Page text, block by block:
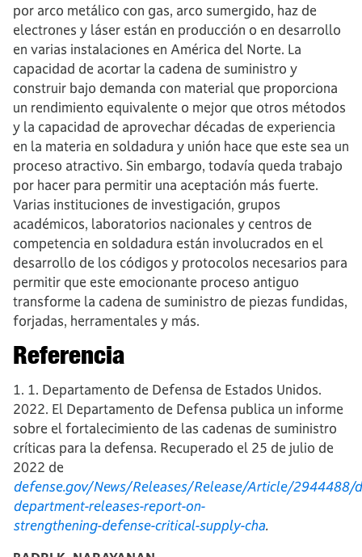
por arco metálico con gas, arco sumergido, haz de
electrones y láser están en producción o en desarrollo
en varias instalaciones en América del Norte. La
capacidad de acortar la cadena de suministro y
construir bajo demanda con material que proporciona
un rendimiento equivalente o mejor que otros métodos
y la capacidad de aprovechar décadas de experiencia
en la materia en soldadura y unión hace que este sea un
proceso atractivo. Sin embargo, todavía queda trabajo
por hacer para permitir una aceptación más fuerte.
Varias instituciones de investigación, grupos
académicos, laboratorios nacionales y centros de
competencia en soldadura están involucrados en el
desarrollo de los códigos y protocolos necesarios para
permitir que este emocionante proceso antiguo
transforme la cadena de suministro de piezas fundidas,
forjadas, herramentales y más.
Referencia
1. 1. Departamento de Defensa de Estados Unidos.
2022. El Departamento de Defensa publica un informe
sobre el fortalecimiento de las cadenas de suministro
críticas para la defensa. Recuperado el 25 de julio de
2022 de
defense.gov/News/Releases/Release/Article/2944488/
department-releases-report-on-
strengthening-defense-critical-supply-cha.